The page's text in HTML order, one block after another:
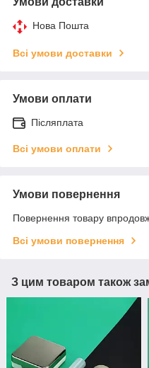
Нова Пошта
Всі умови доставки
Умови оплати
Післяплата
Всі умови оплати
Умови повернення
Повернення товару
Всі умови повернення
З цим товаром також